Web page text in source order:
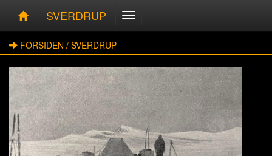
SVERDRUP
FORSIDEN / SVERDRUP